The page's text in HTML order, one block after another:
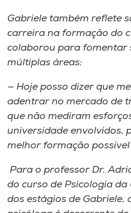
Gabriele também reflete
carreira na formação do
colaborou para fomentar
múltiplas áreas:
— Hoje posso dizer que
adentrar no mercado de
que não mediram
universidade envolvidos,
melhor formação
Para o professor Dr.
do curso de Psicologia
dos estágios de Gabriele,